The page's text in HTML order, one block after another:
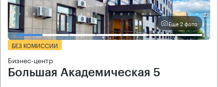
Еще 2 фото
БЕЗ КОМИССИИ
Бизнес-центр
Большая Академическая 5